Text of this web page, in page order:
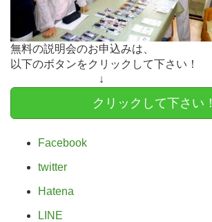
無料の説明会のお申込みは、
以下のボタンをクリックして下さい！
↓
クリックして下さい！
Facebook
twitter
Hatena
LINE